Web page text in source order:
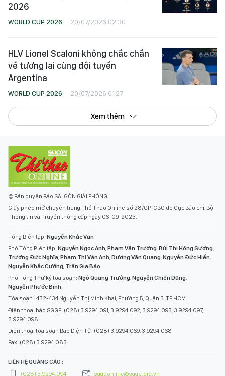
2026
WORLD CUP 2026 20/07/2026 02:30
HLV Lionel Scaloni không chắc chắn
về tương lai cùng đội tuyển
Argentina
WORLD CUP 2026 20/07/2026 01:27
Xem thêm
© Bản quyền Báo SÀI GÒN GIẢI PHÓNG.
Giấy phép mở chuyên trang Thể Thao Online số 28/GP-CBC do Cục Báo chí, Bộ
Thông tin và Truyền thông cấp ngày 06-09-2023.
Tổng Biên tập: Nguyễn Khắc Văn
Phó Tổng Biên tập: Nguyễn Ngọc Anh Phạm Văn Trường Bùi Thị Hồng Sương
Trương Đức Nghĩa Phạm Thị Vân Anh Dương Văn Quang Nguyễn Đức Hiển
Nguyễn Khắc Cường Trần Gia Bảo
Phó Tổng Thư ký tòa soạn: Ngô Quang Trưởng Nguyễn Chiến Dũng
Nguyễn Phước Bình
Tòa soạn : 432-434 Nguyễn Thị Minh Khai, Phường 5, Quận 3, TP.HCM
Điện thoại báo SGGP: (028) 3.9294.091, 3.9294.092, 3.9294.093, 3.9294.097,
3.9294.098
Điện thoại tòa soạn Báo Điện Tử: (028) 3.9294.069, 3.9294.068
Fax: (028) 3.9294.083
LIÊN HỆ QUẢNG CÁO :
(028) 3.9294.094
sggponline@sggp.org.vn